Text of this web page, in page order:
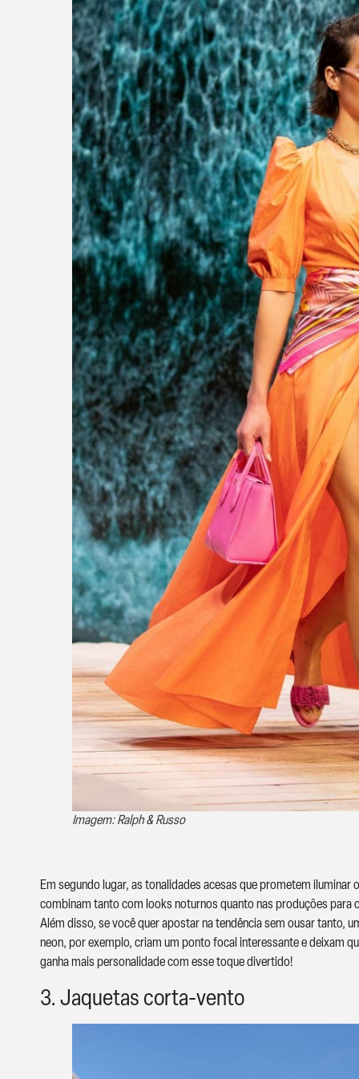
Imagem: Ralph & Russo
Em segundo lugar, as tonalidades acesas que prometem
combinam tanto com looks noturnos quanto nas produções para
Além disso, se você quer apostar na tendência sem ousar tanto,
neon, por exemplo, criam um ponto focal interessante e deixam
ganha mais personalidade com esse toque divertido!
3. Jaquetas corta-vento